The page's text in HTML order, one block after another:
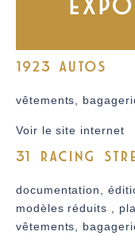
1923 AUTOS
vêtements,
Voir le site internet
31 RACING
documentation,
modèles réduits ,
vêtements,